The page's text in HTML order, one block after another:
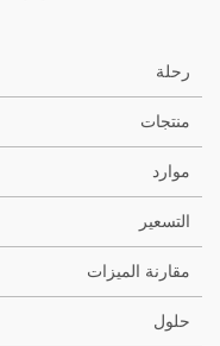
رحلة
منتجات
موارد
التسعير
مقارنة الميزات
حلول